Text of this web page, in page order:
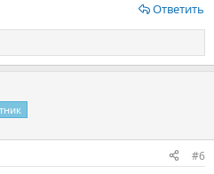
Ответить
#6